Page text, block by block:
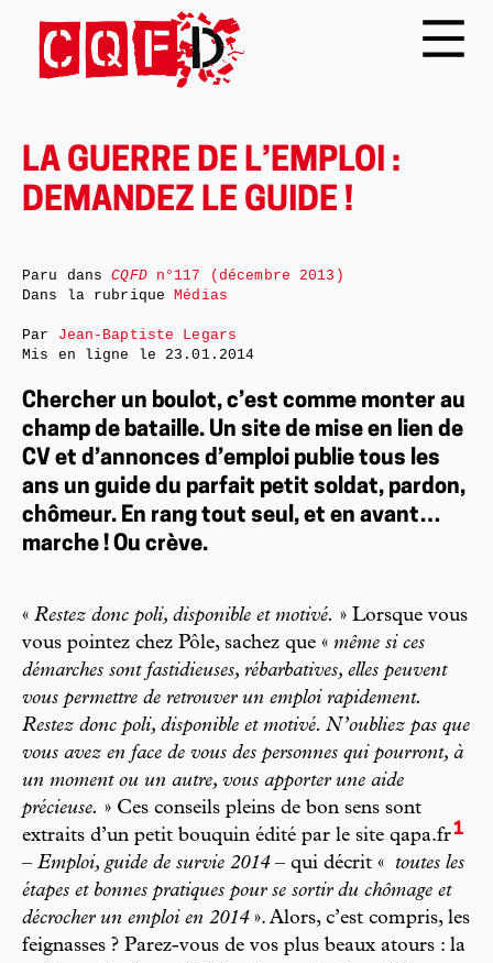
LA GUERRE DE L’EMPLOI :
DEMANDEZ LE GUIDE !
Chercher un boulot, c’est comme monter au
champ de bataille. Un site de mise en lien de
CV et d’annonces d’emploi publie tous les
ans un guide du parfait petit soldat, pardon,
chômeur. En rang tout seul, et en avant…
marche ! Ou crève.
« Restez donc poli, disponible et motivé. » Lorsque vous
vous pointez chez Pôle, sachez que « même si ces
démarches sont fastidieuses, rébarbatives, elles peuvent
vous permettre de retrouver un emploi rapidement.
Restez donc poli, disponible et motivé. N’oubliez pas que
vous avez en face de vous des personnes qui pourront, à
un moment ou un autre, vous apporter une aide
précieuse. » Ces conseils pleins de bon sens sont
extraits d’un petit bouquin édité par le site qapa.fr1
– Emploi, guide de survie 2014– qui décrit «
toutes les
étapes et bonnes pratiques pour se sortir du chômage et
décrocher un emploi en 2014». Alors, c’est compris, les
feignasses ? Parez-vous de vos plus beaux atours : la
Paru dansCQFDn°117 (décembre 2013)
Dans la rubriqueMédias
Par Jean-Baptiste Legars
Mis en ligne le 23.01.2014